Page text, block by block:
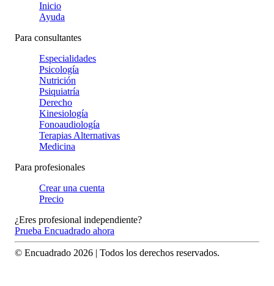
Inicio
Ayuda
Para consultantes
Especialidades
Psicología
Nutrición
Psiquiatría
Derecho
Kinesiología
Fonoaudiología
Terapias Alternativas
Medicina
Para profesionales
Crear una cuenta
Precio
¿Eres profesional independiente?
Prueba Encuadrado ahora
© Encuadrado 2026 | Todos los derechos reservados.